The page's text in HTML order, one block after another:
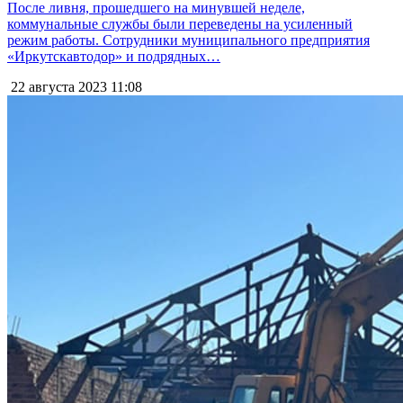
После ливня, прошедшего на минувшей неделе,
коммунальные службы были переведены на усиленный
режим работы. Сотрудники муниципального предприятия
«Иркутскавтодор» и подрядных…
22 августа 2023 11:08